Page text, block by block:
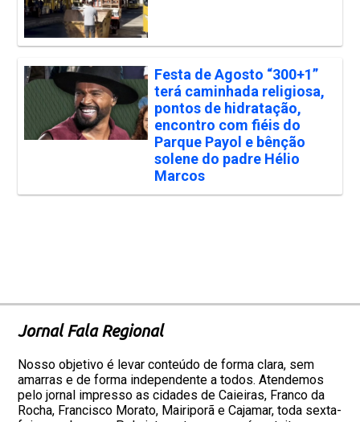
Festa de Agosto “300+1”
terá caminhada religiosa,
pontos de hidratação,
encontro com fiéis do
Parque Payol e bênção
solene do padre Hélio
Marcos
Jornal Fala Regional
Nosso objetivo é levar conteúdo de forma clara, sem
amarras e de forma independente a todos. Atendemos
pelo jornal impresso as cidades de Caieiras, Franco da
Rocha, Francisco Morato, Mairiporã e Cajamar, toda sexta-